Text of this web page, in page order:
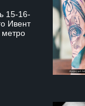
15-16-
Ивент
метро